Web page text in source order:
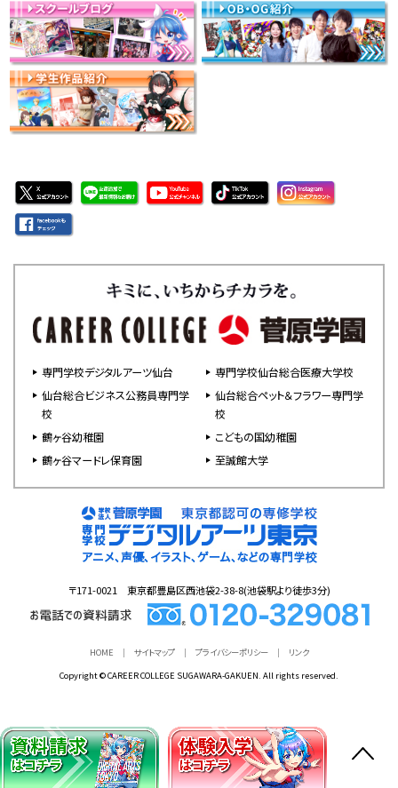
専門学校デジタルアーツ仙台
専門学校仙台総合医療大学校
仙台総合ビジネス公務員専門学
校
仙台総合ペット＆フラワー専門学
校
鶴ヶ谷幼稚園
こどもの国幼稚園
鶴ヶ谷マードレ保育園
至誠館大学
〒171-0021 東京都豊島区西池袋2-38-8(池袋駅より徒歩3分)
Copyright © CAREER COLLEGE SUGAWARA-GAKUEN. All rights reserved.
HOME サイトマップ プライバシーポリシー リンク